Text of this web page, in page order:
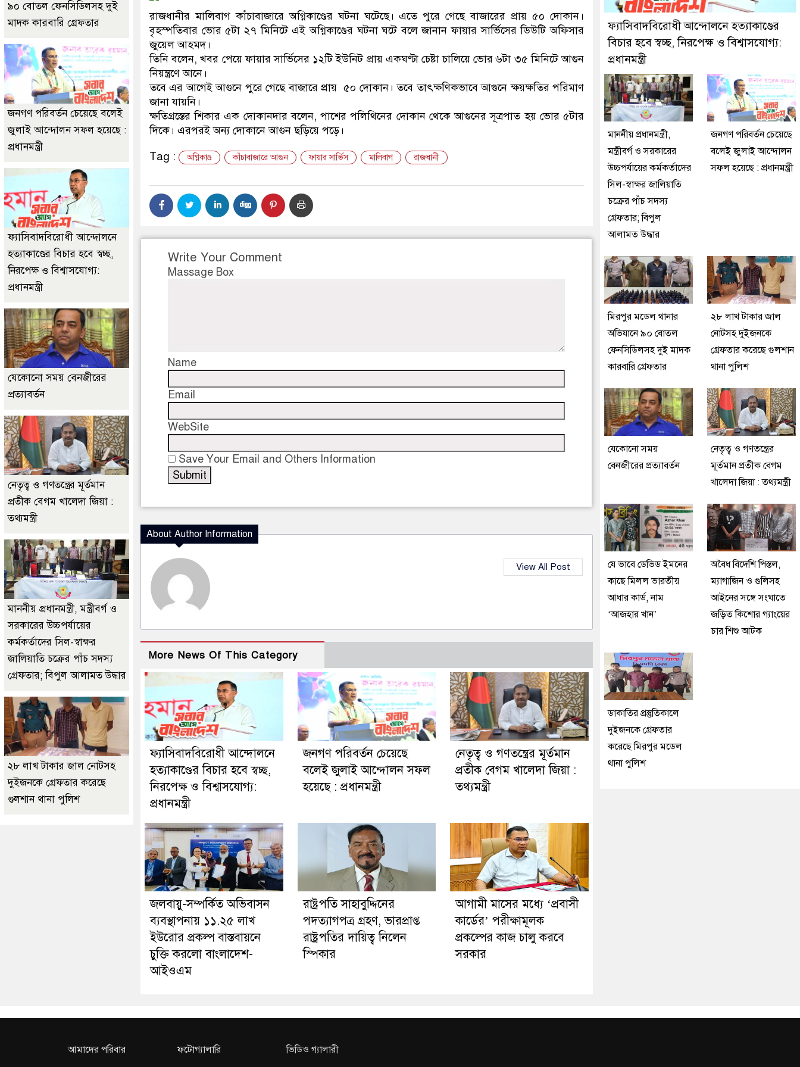
ডাকাতির প্রস্তুতিকালে দুইজনকে গ্রেফতার করেছে মিরপুর মডেল থানা পুলিশ
রাজধানীর মালিবাগ কাঁচাবাজারে অগ্নিকাণ্ডের ঘটনা ঘটেছে। এতে পুরে গেছে বাজারের প্রায় ৫০ দোকান।
বৃহস্পতিবার ভোর ৫টা ২৭ মিনিটে এই অগ্নিকাণ্ডের ঘটনা ঘটে বলে জানান ফায়ার সার্ভিসের ডিউটি অফিসার
জুয়েল আহমদ।
তিনি বলেন, খবর পেয়ে ফায়ার সার্ভিসের ১২টি ইউনিট প্রায় একঘণ্টা চেষ্টা চালিয়ে ভোর ৬টা ৩৫ মিনিটে আগুন
নিয়ন্ত্রণে আনে।
তবে এর আগেই আগুনে পুরে গেছে বাজারে প্রায় ৫০ দোকান। তবে তাৎক্ষণিকভাবে আগুনে ক্ষয়ক্ষতির পরিমাণ
জানা যায়নি।
ক্ষতিগ্রস্তের শিকার এক দোকানদার বলেন, পাশের পলিথিনের দোকান থেকে আগুনের সূত্রপাত হয় ভোর ৫টার
দিকে। এরপরই অন্য দোকানে আগুন ছড়িয়ে পড়ে।
Tag :
অগ্নিকাণ্ড কাঁচাবাজারে আগুন ফায়ার সার্ভিস মালিবাগ রাজধানী
Write Your Comment
Massage Box
Name
Email
WebSite
Save Your Email and Others Information
About Author Information
View All Post
More News Of This Category
ফ্যাসিবাদবিরোধী আন্দোলনে
হত্যাকাণ্ডের বিচার হবে স্বচ্ছ,
নিরপেক্ষ ও বিশ্বাসযোগ্য:
প্রধানমন্ত্রী
জনগণ পরিবর্তন চেয়েছে
বলেই জুলাই আন্দোলন সফল
হয়েছে : প্রধানমন্ত্রী
নেতৃত্ব ও গণতন্ত্রের মূর্তমান
প্রতীক বেগম খালেদা জিয়া :
তথ্যমন্ত্রী
জলবায়ু-সম্পর্কিত অভিবাসন
ব্যবস্থাপনায় ১১.২৫ লাখ
ইউরোর প্রকল্প বাস্তবায়নে
চুক্তি করলো বাংলাদেশ-
আইওএম
রাষ্ট্রপতি সাহাবুদ্দিনের
পদত্যাগপত্র গ্রহণ, ভারপ্রাপ্ত
রাষ্ট্রপতির দায়িত্ব নিলেন
স্পিকার
আগামী মাসের মধ্যে ‘প্রবাসী
কার্ডের’ পরীক্ষামূলক
প্রকল্পের কাজ চালু করবে
সরকার
৯০ বোতল ফেনসিডিলসহ দুই
মাদক কারবারি গ্রেফতার
জনগণ পরিবর্তন চেয়েছে বলেই
জুলাই আন্দোলন সফল হয়েছে :
প্রধানমন্ত্রী
ফ্যাসিবাদবিরোধী আন্দোলনে
হত্যাকাণ্ডের বিচার হবে স্বচ্ছ,
নিরপেক্ষ ও বিশ্বাসযোগ্য:
প্রধানমন্ত্রী
যেকোনো সময় বেনজীরের
প্রত্যাবর্তন
নেতৃত্ব ও গণতন্ত্রের মূর্তমান
প্রতীক বেগম খালেদা জিয়া :
তথ্যমন্ত্রী
মাননীয় প্রধানমন্ত্রী, মন্ত্রীবর্গ ও
সরকারের উচ্চপর্যায়ের
কর্মকর্তাদের সিল-স্বাক্ষর
জালিয়াতি চক্রের পাঁচ সদস্য
গ্রেফতার; বিপুল আলামত উদ্ধার
২৮ লাখ টাকার জাল নোটসহ
দুইজনকে গ্রেফতার করেছে
গুলশান থানা পুলিশ
ফ্যাসিবাদবিরোধী আন্দোলনে হত্যাকাণ্ডের
বিচার হবে স্বচ্ছ, নিরপেক্ষ ও বিশ্বাসযোগ্য:
প্রধানমন্ত্রী
মাননীয় প্রধানমন্ত্রী,
মন্ত্রীবর্গ ও সরকারের
উচ্চপর্যায়ের কর্মকর্তাদের
সিল-স্বাক্ষর জালিয়াতি
চক্রের পাঁচ সদস্য
গ্রেফতার; বিপুল
আলামত উদ্ধার
জনগণ পরিবর্তন চেয়েছে
বলেই জুলাই আন্দোলন
সফল হয়েছে : প্রধানমন্ত্রী
মিরপুর মডেল থানার
অভিযানে ৯০ বোতল
ফেনসিডিলসহ দুই মাদক
কারবারি গ্রেফতার
২৮ লাখ টাকার জাল
নোটসহ দুইজনকে
গ্রেফতার করেছে গুলশান
থানা পুলিশ
যেকোনো সময়
বেনজীরের প্রত্যাবর্তন
নেতৃত্ব ও গণতন্ত্রের
মূর্তমান প্রতীক বেগম
খালেদা জিয়া : তথ্যমন্ত্রী
যে ভাবে ডেভিড ইমনের
কাছে মিলল ভারতীয়
আধার কার্ড, নাম
‘আজহার খান’
অবৈধ বিদেশি পিস্তল,
ম্যাগাজিন ও গুলিসহ
আইনের সঙ্গে সংঘাতে
জড়িত কিশোর গ্যাংয়ের
চার শিশু আটক
ডাকাতির প্রস্তুতিকালে
দুইজনকে গ্রেফতার
করেছে মিরপুর মডেল
থানা পুলিশ
আমাদের পরিবার ফটোগ্যালারি ভিডিও গ্যালারী